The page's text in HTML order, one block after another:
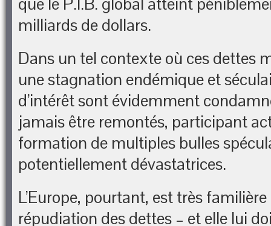
milliards de dollars.
Dans un tel contexte où ces dettes
une stagnation endémique et
d’intérêt sont évidemment
jamais être remontés, participant
formation de multiples bulles
potentiellement dévastatrices.
L’Europe, pourtant, est très
répudiation des dettes – et elle lui